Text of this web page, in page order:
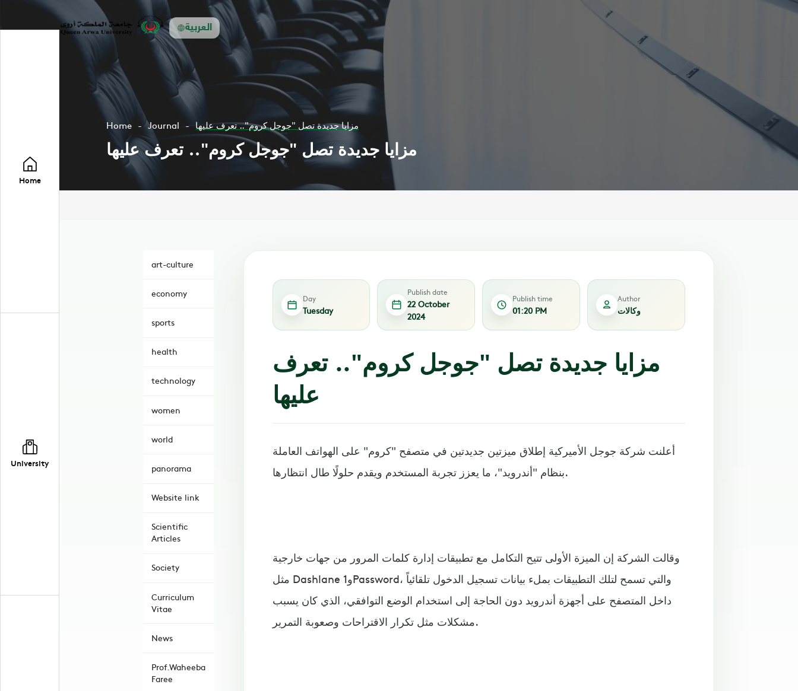
العربية
Home
University
Home Journal مزايا جديدة تصل "جوجل كروم".. تعرف عليها
مزايا جديدة تصل "جوجل كروم".. تعرف عليها
art-culture
economy
sports
health
technology
women
world
panorama
Website link
Scientific
Articles
Society
Curriculum
Vitae
News
Prof.Waheeba
Faree
Day
Tuesday
Publish date
22 October
2024
Publish time
01:20 PM
Author
وكالات
مزايا جديدة تصل "جوجل كروم".. تعرف
عليها
أعلنت شركة جوجل الأميركية إطلاق ميزتين جديدتين في متصفح "كروم" على الهواتف العاملة
بنظام "أندرويد"، ما يعزز تجربة المستخدم ويقدم حلولًا طال انتظارها.
وقالت الشركة إن الميزة الأولى تتيح التكامل مع تطبيقات إدارة كلمات المرور من جهات خارجية
مثل Dashlane و1Password، والتي تسمح لتلك التطبيقات بملء بيانات تسجيل الدخول تلقائياً
داخل المتصفح على أجهزة أندرويد دون الحاجة إلى استخدام الوضع التوافقي، الذي كان يسبب
مشكلات مثل تكرار الاقتراحات وصعوبة التمرير.